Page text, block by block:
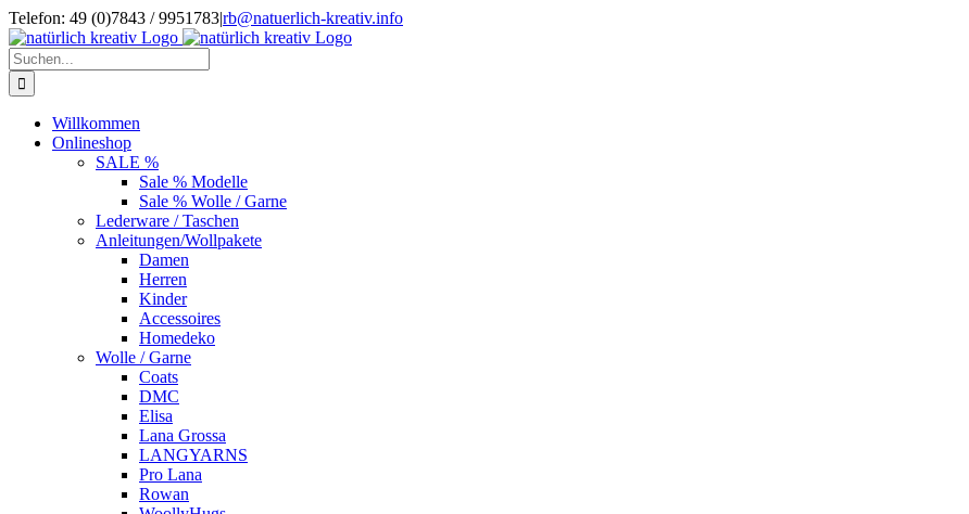
Zum
Inhalt
springen
Telefon: 49 (0)7843 / 9951783|rb@natuerlich-kreativ.info
Suche
nach:
Willkommen
Onlineshop
SALE %
Sale % Modelle
Sale % Wolle / Garne
Lederware / Taschen
Anleitungen/Wollpakete
Damen
Herren
Kinder
Accessoires
Homedeko
Wolle / Garne
Coats
DMC
Elisa
Lana Grossa
LANGYARNS
Pro Lana
Rowan